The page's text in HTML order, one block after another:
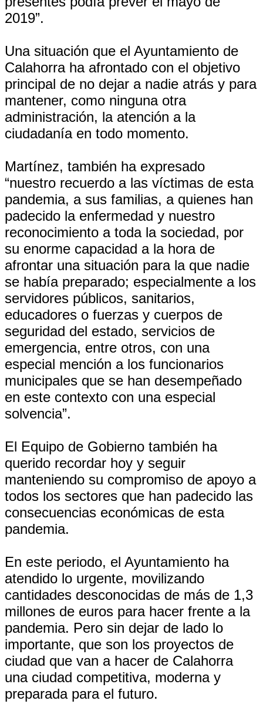
2019”.
Una situación que el Ayuntamiento de
Calahorra ha afrontado con el objetivo
principal de no dejar a nadie atrás y para
mantener, como ninguna otra
administración, la atención a la
ciudadanía en todo momento.
Martínez, también ha expresado
“nuestro recuerdo a las víctimas de esta
pandemia, a sus familias, a quienes han
padecido la enfermedad y nuestro
reconocimiento a toda la sociedad, por
su enorme capacidad a la hora de
afrontar una situación para la que nadie
se había preparado; especialmente a los
servidores públicos, sanitarios,
educadores o fuerzas y cuerpos de
seguridad del estado, servicios de
emergencia, entre otros, con una
especial mención a los funcionarios
municipales que se han desempeñado
en este contexto con una especial
solvencia”.
El Equipo de Gobierno también ha
querido recordar hoy y seguir
manteniendo su compromiso de apoyo a
todos los sectores que han padecido las
consecuencias económicas de esta
pandemia.
En este periodo, el Ayuntamiento ha
atendido lo urgente, movilizando
cantidades desconocidas de más de 1,3
millones de euros para hacer frente a la
pandemia. Pero sin dejar de lado lo
importante, que son los proyectos de
ciudad que van a hacer de Calahorra
una ciudad competitiva, moderna y
preparada para el futuro.